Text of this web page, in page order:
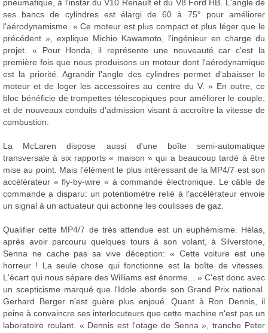
pneumatique, à l'instar du V10 Renault et du V8 Ford HB. L'angle de
ses bancs de cylindres est élargi de 60 à 75° pour améliorer
l'aérodynamisme. « Ce moteur est plus compact et plus léger que le
précédent », explique Michio Kawamoto, l'ingénieur en charge du
projet. « Pour Honda, il représente une nouveauté car c'est la
première fois que nous produisons un moteur dont l'aérodynamique
est la priorité. Agrandir l'angle des cylindres permet d'abaisser le
moteur et de loger les accessoires au centre du V. » En outre, ce
bloc bénéficie de trompettes télescopiques pour améliorer le couple,
et de nouveaux conduits d'admission visant à accroître la vitesse de
combustion.
La McLaren dispose aussi d'une boîte semi-automatique
transversale à six rapports « maison » qui a beaucoup tardé à être
mise au point. Mais l'élément le plus intéressant de la MP4/7 est son
accélérateur « fly-by-wire » à commande électronique. Le câble de
commande a disparu: un potentiomètre relié à l'accélérateur envoie
un signal à un actuateur qui actionne les coulisses de gaz.
Qualifier cette MP4/7 de très attendue est un euphémisme. Hélas,
après avoir parcouru quelques tours à son volant, à Silverstone,
Senna ne cache pas sa vive déception: « Cette voiture est une
horreur ! La seule chose qui fonctionne est la boîte de vitesses.
L'écart qui nous sépare des Williams est énorme... » C'est donc avec
un scepticisme marqué que l'Idole aborde son Grand Prix national.
Gerhard Berger n'est guère plus enjoué. Quant à Ron Dennis, il
peine à convaincre ses interlocuteurs que cette machine n'est pas un
laboratoire roulant. « Dennis est l'otage de Senna », tranche Peter